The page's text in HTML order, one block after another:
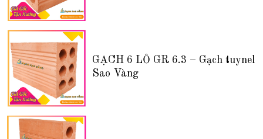
GẠCH 6 LỖ GR 6.3 – Gạch tuynel
Sao Vàng